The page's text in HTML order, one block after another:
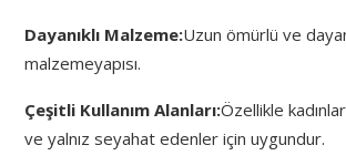
Dayanıklı Malzeme:Uzun ömürlü ve
malzemeyapısı.
Çeşitli Kullanım Alanları:Özellikle
ve yalnız seyahat edenler için uygundur.